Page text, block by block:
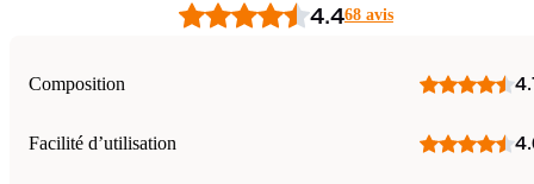
4.468 avis
Composition
Facilité d’utilisation